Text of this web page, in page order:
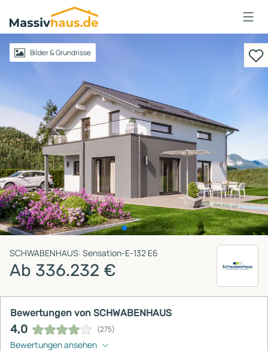
Massivhaus
Logo
AnmeldenBilder & Grundrisse
SCHWABENHAUS: Sensation-E-132 E6
Ab 336.232 €
Bewertungen von SCHWABENHAUS
4,0 (275)
Bewertungen ansehen